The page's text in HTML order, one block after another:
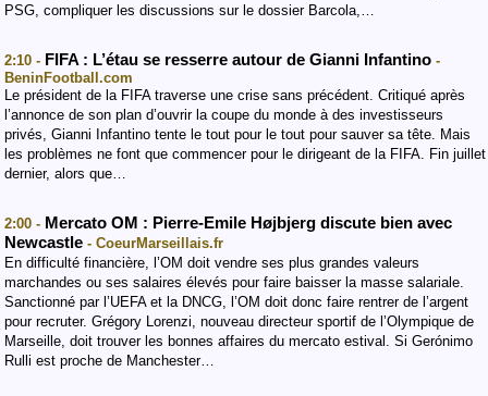
PSG, compliquer les discussions sur le dossier Barcola,…
2:10 - FIFA : L’étau se resserre autour de Gianni Infantino -
BeninFootball.com
Le président de la FIFA traverse une crise sans précédent. Critiqué après
l’annonce de son plan d’ouvrir la coupe du monde à des investisseurs
privés, Gianni Infantino tente le tout pour le tout pour sauver sa tête. Mais
les problèmes ne font que commencer pour le dirigeant de la FIFA. Fin juillet
dernier, alors que…
2:00 - Mercato OM : Pierre-Emile Højbjerg discute bien avec
Newcastle - CoeurMarseillais.fr
En difficulté financière, l’OM doit vendre ses plus grandes valeurs
marchandes ou ses salaires élevés pour faire baisser la masse salariale.
Sanctionné par l’UEFA et la DNCG, l’OM doit donc faire rentrer de l’argent
pour recruter. Grégory Lorenzi, nouveau directeur sportif de l’Olympique de
Marseille, doit trouver les bonnes affaires du mercato estival. Si Gerónimo
Rulli est proche de Manchester…